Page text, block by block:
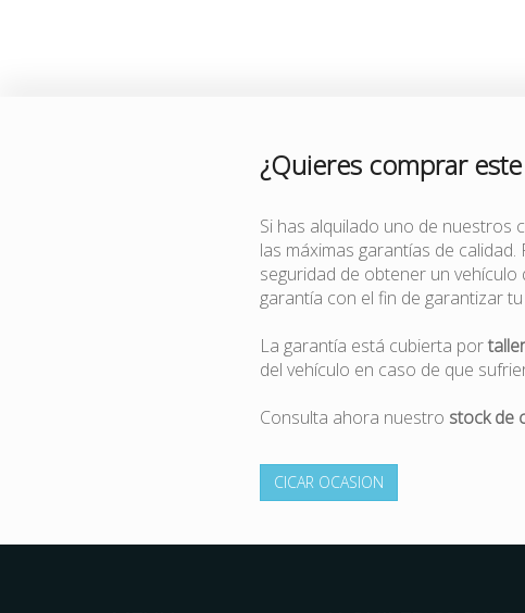
¿Quieres comprar
Si has alquilado uno de nuestros
las máximas garantías de
seguridad de obtener un
garantía con el fin de garantizar
La garantía está cubierta por
del vehículo en caso de que
Consulta ahora nuestro stock de
CICAR OCASION